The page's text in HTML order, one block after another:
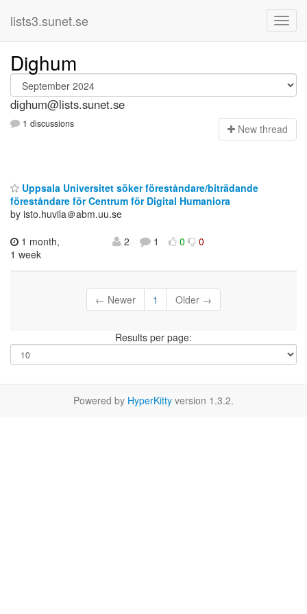
lists3.sunet.se
Dighum
dighum@lists.sunet.se
1 discussions New thread
Uppsala Universitet söker föreståndare/biträdande
föreståndare för Centrum för Digital Humaniora
by isto.huvila＠abm.uu.se
1 month,
1 week
2 1 0 0
← Newer 1 Older →
Results per page:
Powered by HyperKitty version 1.3.2.